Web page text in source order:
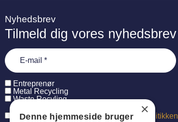
Nyhedsbrev
Tilmeld dig vores nyhedsbrev
Entreprenør
Metal Recycling
Waste Recyling
Jeg har læst og acceptererpersondatapolitikken
×
Denne hjemmeside bruger